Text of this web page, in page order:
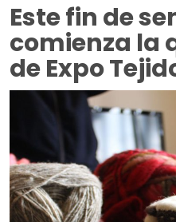
Este fin de
comienza la
de Expo